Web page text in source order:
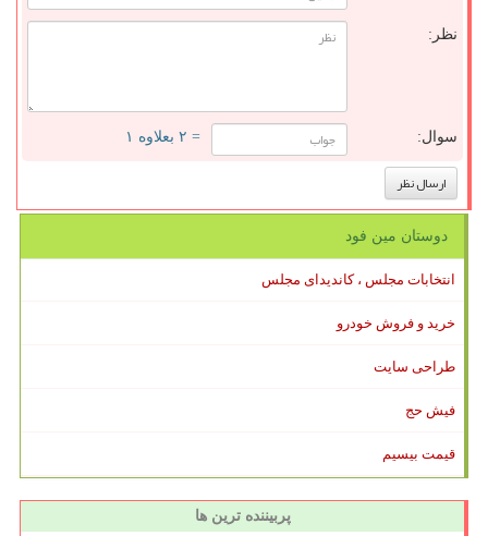
نظر:
سوال: = ۲ بعلاوه ۱
دوستان مین فود
انتخابات مجلس ، کاندیدای مجلس
خرید و فروش خودرو
طراحی سایت
فیش حج
قیمت بیسیم
پربیننده ترین ها